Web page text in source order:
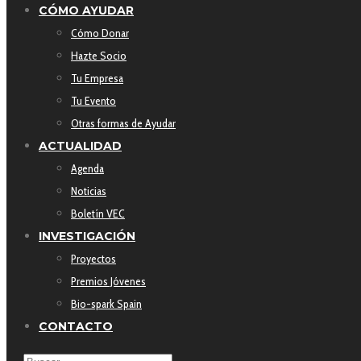
CÓMO AYUDAR
Cómo Donar
Hazte Socio
Tu Empresa
Tu Evento
Otras formas de Ayudar
ACTUALIDAD
Agenda
Noticias
Boletín VEC
INVESTIGACIÓN
Proyectos
Premios Jóvenes
Bio-spark Spain
CONTACTO